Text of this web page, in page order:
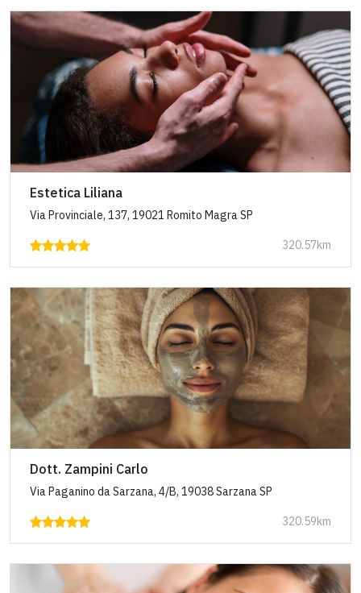
Estetica Liliana
Via Provinciale, 137, 19021 Romito Magra SP
320.57km
Dott. Zampini Carlo
Via Paganino da Sarzana, 4/B, 19038 Sarzana SP
320.59km